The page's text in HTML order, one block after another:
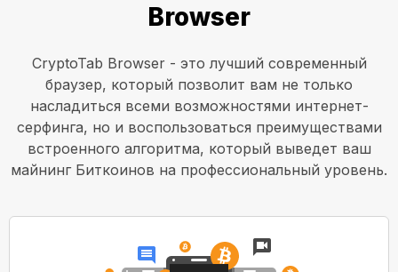
Browser
CryptoTab Browser - это лучший современный
браузер, который позволит вам не только
насладиться всеми возможностями интернет-
серфинга, но и воспользоваться преимуществами
встроенного алгоритма, который выведет ваш
майнинг Биткоинов на профессиональный уровень.